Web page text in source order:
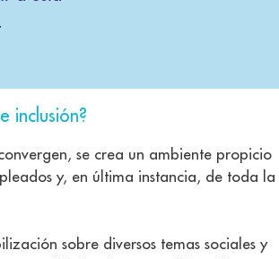
inclusión?
se crea un ambiente propicio
y, en última instancia, de toda la
sobre diversos temas sociales y